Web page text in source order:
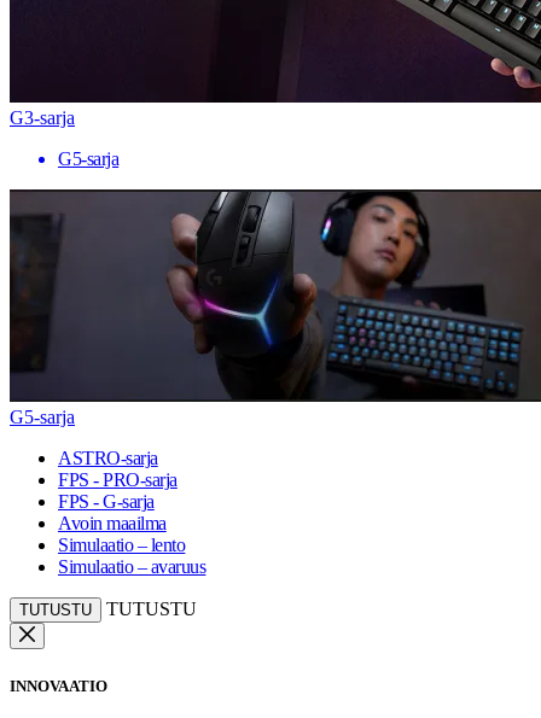
G3-sarja
G5-sarja
G5-sarja
ASTRO-sarja
FPS - PRO-sarja
FPS - G-sarja
Avoin maailma
Simulaatio – lento
Simulaatio – avaruus
TUTUSTU TUTUSTU
INNOVAATIO